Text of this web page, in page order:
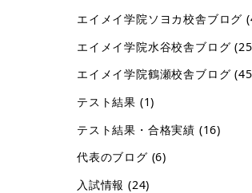
エイメイ学院ソヨカ校舎ブログ
エイメイ学院水谷校舎ブログ
エイメイ学院鶴瀬校舎ブログ
テスト結果 (1)
テスト結果・合格実績 (16)
代表のブログ (6)
入試情報 (24)